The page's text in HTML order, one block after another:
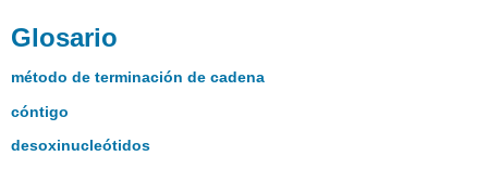
Glosario
método de terminación de cadena
cóntigo
desoxinucleótidos